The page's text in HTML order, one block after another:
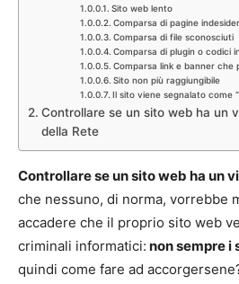
Sito web lento
Comparsa di pagine
Comparsa di file sconosciuti
Comparsa di plugin o codici
Comparsa link e banner che
Sito non più raggiungibile
Il sito viene segnalato come
Controllare se un sito web ha un
della Rete
Controllare se un sito web ha un
che nessuno, di norma, vorrebbe
accadere che il proprio sito web
criminali informatici: non sempre i
quindi come fare ad